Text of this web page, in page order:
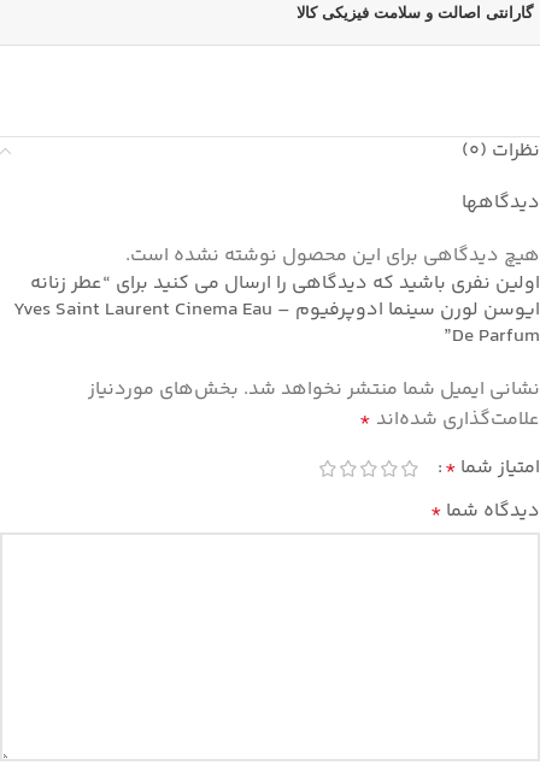
گارانتی اصالت و سلامت فیزیکی کالا
نظرات (0)
دیدگاهها
هیچ دیدگاهی برای این محصول نوشته نشده است.
اولین نفری باشید که دیدگاهی را ارسال می کنید برای “عطر زنانه
ایوسن لورن سینما ادوپرفیوم – Yves Saint Laurent Cinema Eau
De Parfum”
نشانی ایمیل شما منتشر نخواهد شد. بخش‌های موردنیاز
علامت‌گذاری شده‌اند *
امتیاز شما *
دیدگاه شما *